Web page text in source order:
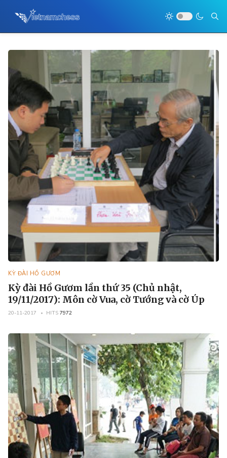
KỲ ĐÀI HỒ GƯƠM
Kỳ đài Hồ Gươm lần thứ 35 (Chủ nhật,
19/11/2017): Môn cờ Vua, cờ Tướng và cờ Úp
20-11-2017 HITS 7972